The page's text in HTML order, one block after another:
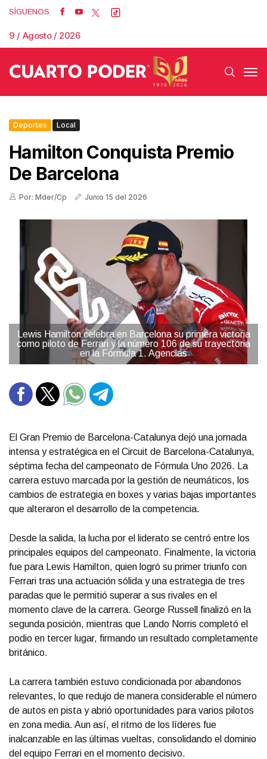
SÍGUENOS
9 / Agosto / 2026
Deportes Local
Hamilton Conquista Premio
De Barcelona
Por: Mder/Cp Junio 15 del 2026
Lewis Hamilton celebra en Barcelona su primera victoria
como piloto de Ferrari y la número 106 de su trayectoria
en la Fórmula 1. Agencias
El Gran Premio de Barcelona-Catalunya dejó una jornada
intensa y estratégica en el Circuit de Barcelona-Catalunya,
séptima fecha del campeonato de Fórmula Uno 2026. La
carrera estuvo marcada por la gestión de neumáticos, los
cambios de estrategia en boxes y varias bajas importantes
que alteraron el desarrollo de la competencia.
Desde la salida, la lucha por el liderato se centró entre los
principales equipos del campeonato. Finalmente, la victoria
fue para Lewis Hamilton, quien logró su primer triunfo con
Ferrari tras una actuación sólida y una estrategia de tres
paradas que le permitió superar a sus rivales en el
momento clave de la carrera. George Russell finalizó en la
segunda posición, mientras que Lando Norris completó el
podio en tercer lugar, firmando un resultado completamente
británico.
La carrera también estuvo condicionada por abandonos
relevantes, lo que redujo de manera considerable el número
de autos en pista y abrió oportunidades para varios pilotos
en zona media. Aun así, el ritmo de los líderes fue
inalcanzable en las últimas vueltas, consolidando el dominio
del equipo Ferrari en el momento decisivo.